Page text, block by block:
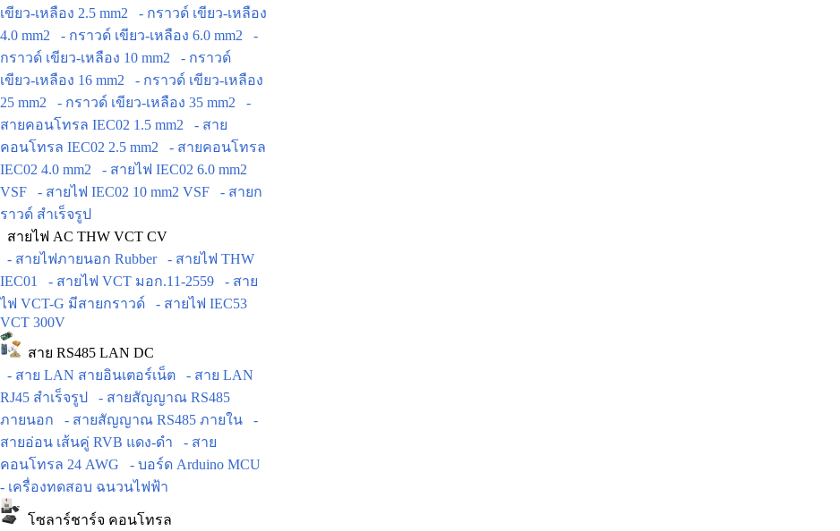
เขียว-เหลือง 2.5 mm2
- กราวด์ เขียว-เหลือง
4.0 mm2
- กราวด์ เขียว-เหลือง 6.0 mm2
-
กราวด์ เขียว-เหลือง 10 mm2
- กราวด์
เขียว-เหลือง 16 mm2
- กราวด์ เขียว-เหลือง
25 mm2
- กราวด์ เขียว-เหลือง 35 mm2
-
สายคอนโทรล IEC02 1.5 mm2
- สาย
คอนโทรล IEC02 2.5 mm2
- สายคอนโทรล
IEC02 4.0 mm2
- สายไฟ IEC02 6.0 mm2
VSF
- สายไฟ IEC02 10 mm2 VSF
- สายก
ราวด์ สำเร็จรูป
สายไฟ AC THW VCT CV
- สายไฟภายนอก Rubber
- สายไฟ THW
IEC01
- สายไฟ VCT มอก.11-2559
- สาย
ไฟ VCT-G มีสายกราวด์
- สายไฟ IEC53
VCT 300V
สาย RS485 LAN DC
- สาย LAN สายอินเตอร์เน็ต
- สาย LAN
RJ45 สำเร็จรูป
- สายสัญญาณ RS485
ภายนอก
- สายสัญญาณ RS485 ภายใน
-
สายอ่อน เส้นคู่ RVB แดง-ดำ
- สาย
คอนโทรล 24 AWG
- บอร์ด Arduino MCU
- เครื่องทดสอบ ฉนวนไฟฟ้า
โซลาร์ชาร์จ คอนโทรล